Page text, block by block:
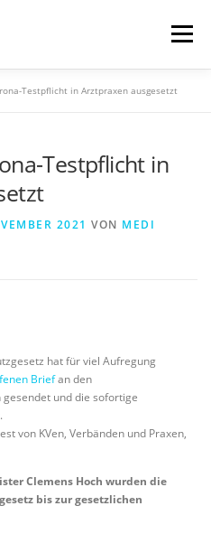
Menü
SHOP
Testpflicht in Arztpraxen ausgesetzt
Testpflicht in
2021 VON MEDI
hat für viel Aufregung
Briefan den
und die sofortige
von KVen, Verbänden und Praxen,
Clemens Hoch wurden die
bis zur gesetzlichen